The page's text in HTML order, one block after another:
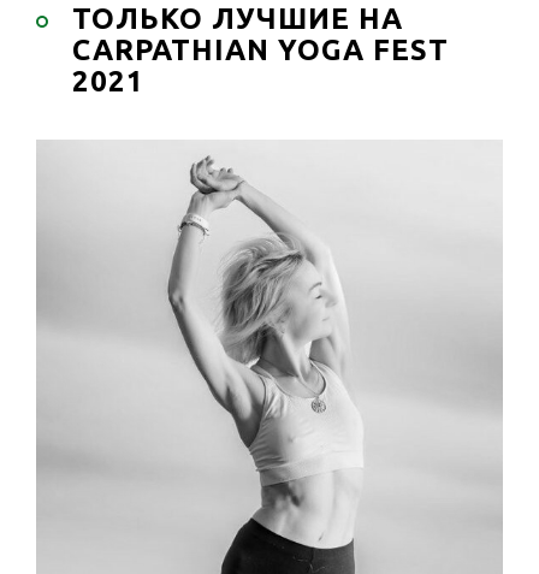
ТОЛЬКО ЛУЧШИЕ НА
CARPATHIAN YOGA FEST
2021